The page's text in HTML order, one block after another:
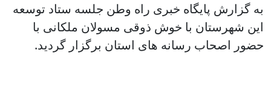
به گزارش پایگاه خبری راه وطن جلسه ستاد توسعه
این شهرستان با خوش ذوقی مسولان ملکانی با
حضور اصحاب رسانه های استان برگزار گردید.